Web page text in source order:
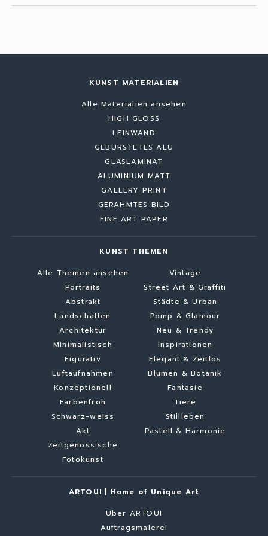
KUNST MATERIALIEN
Alle Materialien ansehen
HIGH GLOSS
LEINWAND
GEBÜRSTETES ALU
GLASLAMINAT
ALUMINIUM MATT
GALLERY PRINT
GERAHMTES BILD
FINE ART PAPER
KUNST THEMEN
Alle Themen ansehen
Portraits
Abstrakt
Landschaften
Architektur
Minimalistisch
Figurativ
Luftaufnahmen
Konzeptionell
Farbenfroh
Schwarz-weiss
Akt
Zeitgenössische
Fotokunst
Vintage
Street Art & Graffiti
Städte & Urban
Pomp & Glamour
Neu & Trendy
Inspirationen
Elegant & Zeitlos
Blumen & Botanik
Fantasie
Tiere
Stillleben
Pastell & Harmonie
ARTOUI | Home of Unique Art
Über ARTOUI
Auftragsmalerei